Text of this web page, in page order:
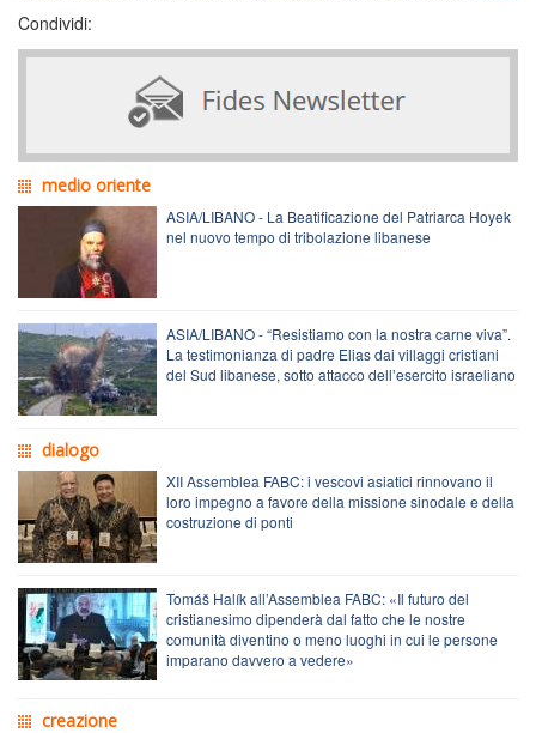
Condividi:
medio oriente
ASIA/LIBANO - La Beatificazione del Patriarca Hoyek
nel nuovo tempo di tribolazione libanese
ASIA/LIBANO - “Resistiamo con la nostra carne viva”.
La testimonianza di padre Elias dai villaggi cristiani
del Sud libanese, sotto attacco dell’esercito israeliano
dialogo
XII Assemblea FABC: i vescovi asiatici rinnovano il
loro impegno a favore della missione sinodale e della
costruzione di ponti
Tomáš Halík all’Assemblea FABC: «Il futuro del
cristianesimo dipenderà dal fatto che le nostre
comunità diventino o meno luoghi in cui le persone
imparano davvero a vedere»
creazione